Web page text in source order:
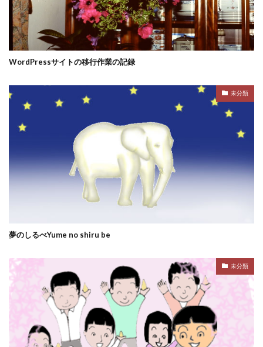
WordPressサイトの移行作業の記録
未分類
夢のしるべYume no shiru be
未分類